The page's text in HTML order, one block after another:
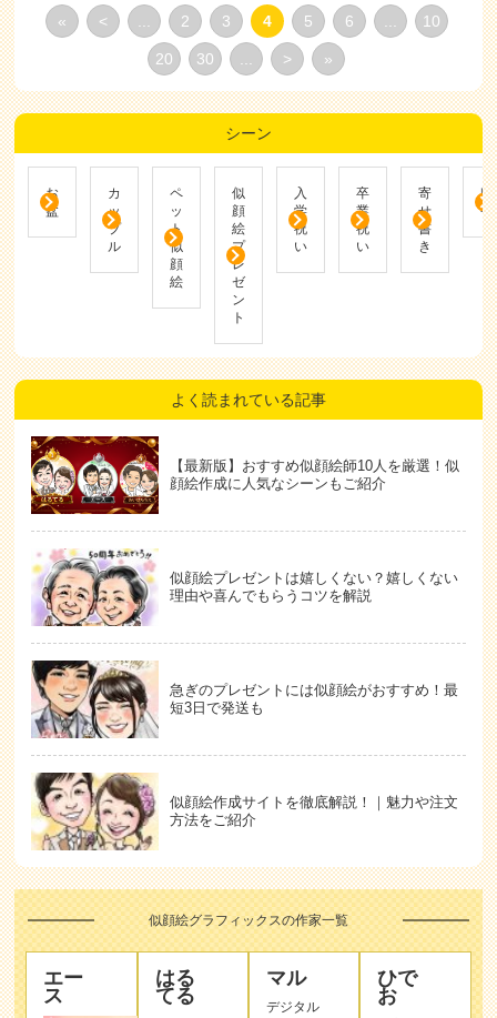
« < 2 3 4 5 6 10
20 30 > »
シーン
お
盆
カ
ッ
プ
ル
ペ
ッ
ト
似
顔
絵
似
顔
絵
プ
レ
ゼ
ン
ト
入
学
祝
い
卒
業
祝
い
寄
せ
書
き
帰
省
よく読まれている記事
【最新版】おすすめ似顔絵師10人を厳選！似
顔絵作成に人気なシーンもご紹介
似顔絵プレゼントは嬉しくない？嬉しくない
理由や喜んでもらうコツを解説
急ぎのプレゼントには似顔絵がおすすめ！最
短3日で発送も
似顔絵作成サイトを徹底解説！｜魅力や注文
方法をご紹介
似顔絵グラフィックスの作家一覧
エー
ス
はる
てる
マル
デジタル
ひで
お